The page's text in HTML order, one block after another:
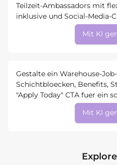
Teilzeit-Ambassadors mit
inklusive und Social-Media-
Mit KI
Gestalte ein Warehouse-
Schichtbloecken, Benefits,
"Apply Today" CTA fuer ein
Mit KI